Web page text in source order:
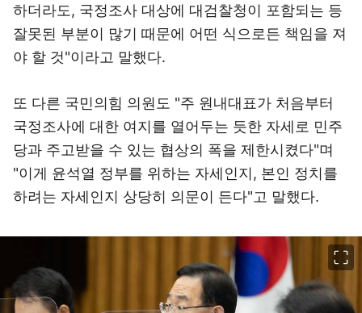
하더라도, 국정조사 대상에 대검찰청이 포함되는 등
잘못된 부분이 많기 때문에 어떤 식으로든 책임을 져
야 할 것"이라고 말했다.
또 다른 국민의힘 의원도 "주 원내대표가 처음부터
국정조사에 대한 여지를 열어두는 듯한 자세로 민주
당과 주고받을 수 있는 협상의 폭을 제한시켰다"며
"이게 윤석열 정부를 위하는 자세인지, 본인 정치를
하려는 자세인지 상당히 의문이 든다"고 말했다.